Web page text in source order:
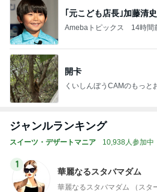
｢元こども店長｣加藤清
Amebaトピックス 14時間
開卡
くいしんぼうCAMのもっと
ジャンルランキング
スイーツ・デザートマニア 10,938人参加中
1
華麗なるスタバマダム
華麗なるスタバマダム （スタ